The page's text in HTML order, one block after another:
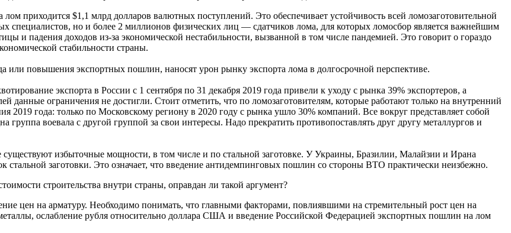
приходится $1,1 млрд долларов валютных поступлений. Это обеспечивает устойчивость всей ломозаготовительной
специалистов, но и более 2 миллионов физических лиц — сдатчиков лома, для которых ломосбор является важнейшим
и падения доходов из-за экономической нестабильности, вызванной в том числе пандемией. Это говорит о гораздо
стабильности страны.
повышения экспортных пошлин, наносят урон рынку экспорта лома в долгосрочной перспективе.
экспорта в России с 1 сентября по 31 декабря 2019 года привели к уходу с рынка 39% экспортеров, а
данные ограничения не достигли. Стоит отметить, что по ломозаготовителям, которые работают только на внутренний
2019 года: только по Московскому региону в 2020 году с рынка ушло 30% компаний. Все вокруг представляет собой
воевала с другой группой за свои интересы. Надо прекратить противопоставлять друг другу металлургов и
существуют избыточные мощности, в том числе и по стальной заготовке. У Украины, Бразилии, Малайзии и Ирана
заготовки. Это означает, что введение антидемпинговых пошлин со стороны ВТО практически неизбежно.
строительства внутри страны, оправдан ли такой аргумент?
цен на арматуру. Необходимо понимать, что главными факторами, повлиявшими на стремительный рост цен на
ослабление рубля относительно доллара США и введение Российской Федерацией экспортных пошлин на лом